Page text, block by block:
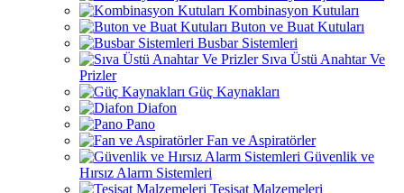
Kombinasyon Kutuları
Buton ve Buat Kutuları
Busbar Sistemleri
Sıva Üstü Anahtar Ve
Prizler
Güç Kaynakları
Diafon
Pano
Fan ve Aspiratörler
Güvenlik ve
Hırsız Alarm Sistemleri
Tesisat Malzemeleri